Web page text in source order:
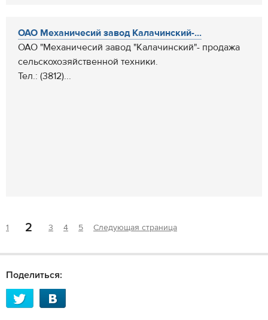
ОАО Механичесий завод Калачинский-...
ОАО "Механичесий завод "Калачинский"- продажа
сельскохозяйственной техники.
Тел.: (3812)...
1 2 3 4 5 Следующая страница
Поделиться: